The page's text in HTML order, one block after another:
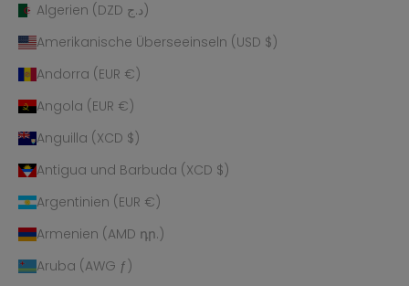
Algerien (DZD د.ج)
Amerikanische Überseeinseln (USD $)
Andorra (EUR €)
Angola (EUR €)
Anguilla (XCD $)
Antigua und Barbuda (XCD $)
Argentinien (EUR €)
Armenien (AMD դր.)
Aruba (AWG ƒ)